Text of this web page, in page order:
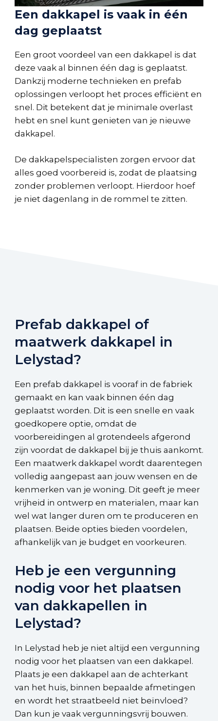
Een dakkapel is vaak in één
dag geplaatst
Een groot voordeel van een dakkapel is dat
deze vaak al binnen één dag is geplaatst.
Dankzij moderne technieken en prefab
oplossingen verloopt het proces efficiënt en
snel. Dit betekent dat je minimale overlast
hebt en snel kunt genieten van je nieuwe
dakkapel.
De dakkapelspecialisten zorgen ervoor dat
alles goed voorbereid is, zodat de plaatsing
zonder problemen verloopt. Hierdoor hoef
je niet dagenlang in de rommel te zitten.
Prefab dakkapel of
maatwerk dakkapel in
Lelystad?
Een prefab dakkapel is vooraf in de fabriek
gemaakt en kan vaak binnen één dag
geplaatst worden. Dit is een snelle en vaak
goedkopere optie, omdat de
voorbereidingen al grotendeels afgerond
zijn voordat de dakkapel bij je thuis aankomt.
Een maatwerk dakkapel wordt daarentegen
volledig aangepast aan jouw wensen en de
kenmerken van je woning. Dit geeft je meer
vrijheid in ontwerp en materialen, maar kan
wel wat langer duren om te produceren en
plaatsen. Beide opties bieden voordelen,
afhankelijk van je budget en voorkeuren.
Heb je een vergunning
nodig voor het plaatsen
van dakkapellen in
Lelystad?
In Lelystad heb je niet altijd een vergunning
nodig voor het plaatsen van een dakkapel.
Plaats je een dakkapel aan de achterkant
van het huis, binnen bepaalde afmetingen
en wordt het straatbeeld niet beïnvloed?
Dan kun je vaak vergunningsvrij bouwen.